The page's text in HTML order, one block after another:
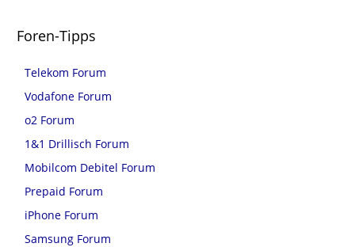
Foren-Tipps
Telekom Forum
Vodafone Forum
o2 Forum
1&1 Drillisch Forum
Mobilcom Debitel Forum
Prepaid Forum
iPhone Forum
Samsung Forum